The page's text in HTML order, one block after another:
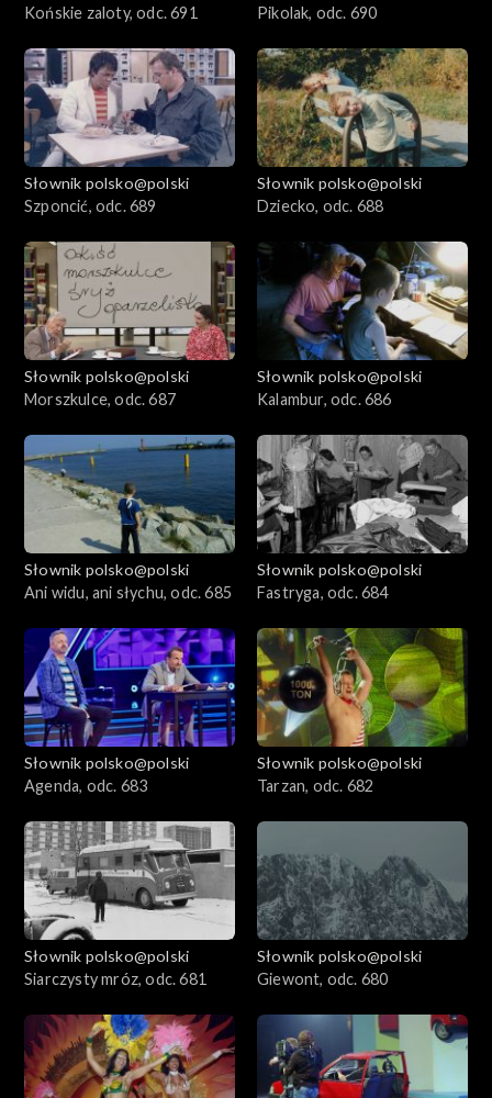
Końskie zaloty, odc. 691
Pikolak, odc. 690
Słownik polsko@polski
Szponcić, odc. 689
Słownik polsko@polski
Dziecko, odc. 688
Słownik polsko@polski
Morszkulce, odc. 687
Słownik polsko@polski
Kalambur, odc. 686
Słownik polsko@polski
Ani widu, ani słychu, odc. 685
Słownik polsko@polski
Fastryga, odc. 684
Słownik polsko@polski
Agenda, odc. 683
Słownik polsko@polski
Tarzan, odc. 682
Słownik polsko@polski
Siarczysty mróz, odc. 681
Słownik polsko@polski
Giewont, odc. 680